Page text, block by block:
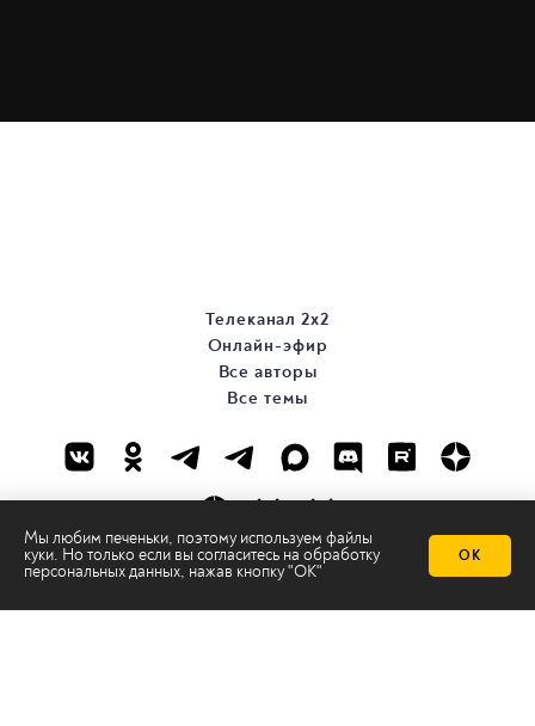
Мы любим печеньки, поэтому используем файлы
куки. Но только если вы согласитесь на обработку
персональных данных, нажав кнопку "ОК"
ОК
Телеканал 2х2
Онлайн-эфир
Все авторы
Все темы
© ООО «ТРК «2Х2», 2026
Правовая информация